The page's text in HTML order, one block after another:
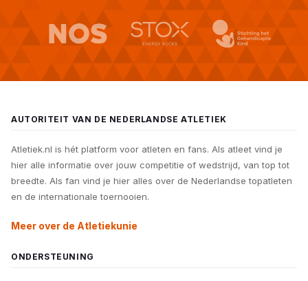
AUTORITEIT VAN DE NEDERLANDSE ATLETIEK
Atletiek.nl is hét platform voor atleten en fans. Als atleet vind je
hier alle informatie over jouw competitie of wedstrijd, van top tot
breedte. Als fan vind je hier alles over de Nederlandse topatleten
en de internationale toernooien.
Meer over de Atletiekunie
ONDERSTEUNING